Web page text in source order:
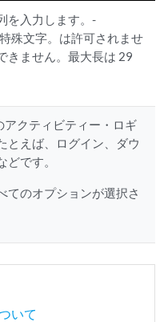
を入力します。-
殊文字。は許可されませ
きません。最大長は 29
アクティビティー・ロギ
とえば、ログイン、ダウ
どです。
てのオプションが選択さ
いて